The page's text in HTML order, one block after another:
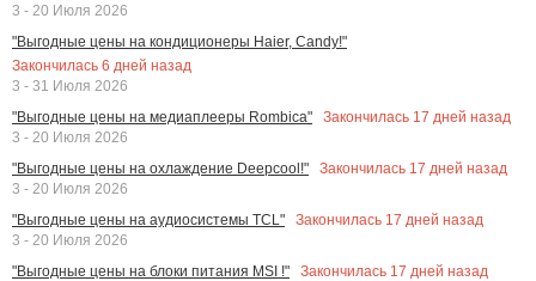
3 - 20 Июля 2026
"Выгодные цены на кондиционеры Haier, Candy!"
Закончилась 6 дней назад
3 - 31 Июля 2026
"Выгодные цены на медиаплееры Rombica"
Закончилась 17 дней назад
3 - 20 Июля 2026
"Выгодные цены на охлаждение Deepcool!"
Закончилась 17 дней назад
3 - 20 Июля 2026
"Выгодные цены на аудиосистемы TCL"
Закончилась 17 дней назад
3 - 20 Июля 2026
"Выгодные цены на блоки питания MSI !"
Закончилась 17 дней назад